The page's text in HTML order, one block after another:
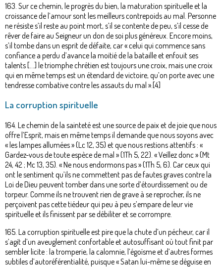
163. Sur ce chemin, le progrès du bien, la maturation spirituelle et la
croissance de l’amour sont les meilleurs contrepoids au mal. Personne
ne résiste s’il reste au point mort, s’il se contente de peu, s’il cesse de
rêver de faire au Seigneur un don de soi plus généreux. Encore moins,
s’il tombe dans un esprit de défaite, car « celui qui commence sans
confiance a perdu d’avance la moitié de la bataille et enfouit ses
talents […] le triomphe chrétien est toujours une croix, mais une croix
qui en même temps est un étendard de victoire, qu’on porte avec une
tendresse combative contre les assauts du mal ».[4]
La corruption spirituelle
164. Le chemin de la sainteté est une source de paix et de joie que nous
offre l’Esprit, mais en même temps il demande que nous soyons avec
« les lampes allumées » (Lc 12, 35) et que nous restions attentifs : «
Gardez-vous de toute espèce de mal » (1Th 5, 22). « Veillez donc » (Mt
24, 42 ; Mc 13, 35). « Ne nous endormons pas » (1Th 5, 6). Car ceux qui
ont le sentiment qu’ils ne commettent pas de fautes graves contre la
Loi de Dieu peuvent tomber dans une sorte d’étourdissement ou de
torpeur. Comme ils ne trouvent rien de grave à se reprocher, ils ne
perçoivent pas cette tiédeur qui peu à peu s’empare de leur vie
spirituelle et ils finissent par se débiliter et se corrompre.
165. La corruption spirituelle est pire que la chute d’un pécheur, car il
s’agit d’un aveuglement confortable et autosuffisant où tout finit par
sembler licite : la tromperie, la calomnie, l’égoïsme et d’autres formes
subtiles d’autoréférentialité, puisque « Satan lui-même se déguise en